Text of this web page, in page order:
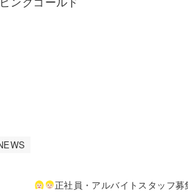
正社員・アルバイトスタッフ募